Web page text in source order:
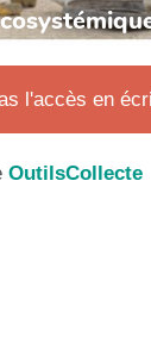
l'accès en
OutilsCollecte